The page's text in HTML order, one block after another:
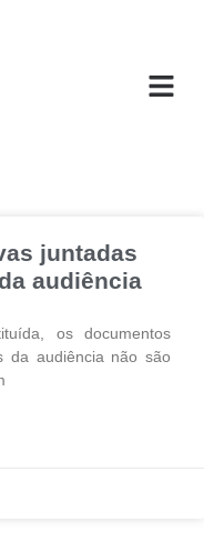
juntadas
audiência
os documentos
da audiência não são